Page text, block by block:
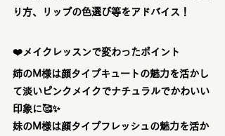
り方、リップの色選び等をアドバイス！
❤️メイクレッスンで変わったポイント
姉のM様は顔タイプキュートの魅力を活かし
て淡いピンクメイクでナチュラルでかわいい
印象に🥰✨
妹のM様は顔タイプフレッシュの魅力を活か